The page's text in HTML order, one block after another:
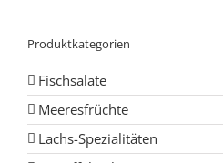
Produktkategorien
Fischsalate
Meeresfrüchte
Lachs-Spezialitäten